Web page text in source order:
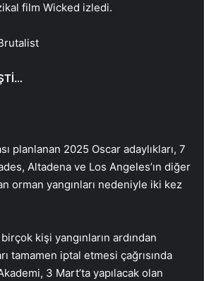
film Wicked izledi.
planlanan 2025 Oscar adaylıkları, 7
Altadena ve Los Angeles’ın diğer
orman yangınları nedeniyle iki kez
kişi yangınların ardından
tamamen iptal etmesi çağrısında
3 Mart’ta yapılacak olan